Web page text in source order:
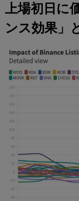
上場初日に
ンス効果」